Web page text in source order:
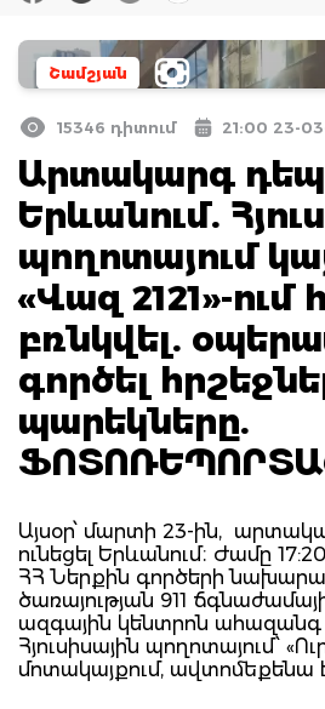
Շամշյան
15346 դիտում 21:00 23-
Արտակարգ
Երևանում.
պողոտայում
«Վազ 2121»-ում
բռնկվել.
գործել
պարեկները.
Այսօր՝ մարտի 23-ին,
ունեցել Երևանում։ Ժամը
ՀՀ Ներքին գործերի
ծառայության 911
ազգային կենտրոն ահազանգ
Հյուսիսային պողոտայում՝
մոտակայքում, ավտոմեքենա է